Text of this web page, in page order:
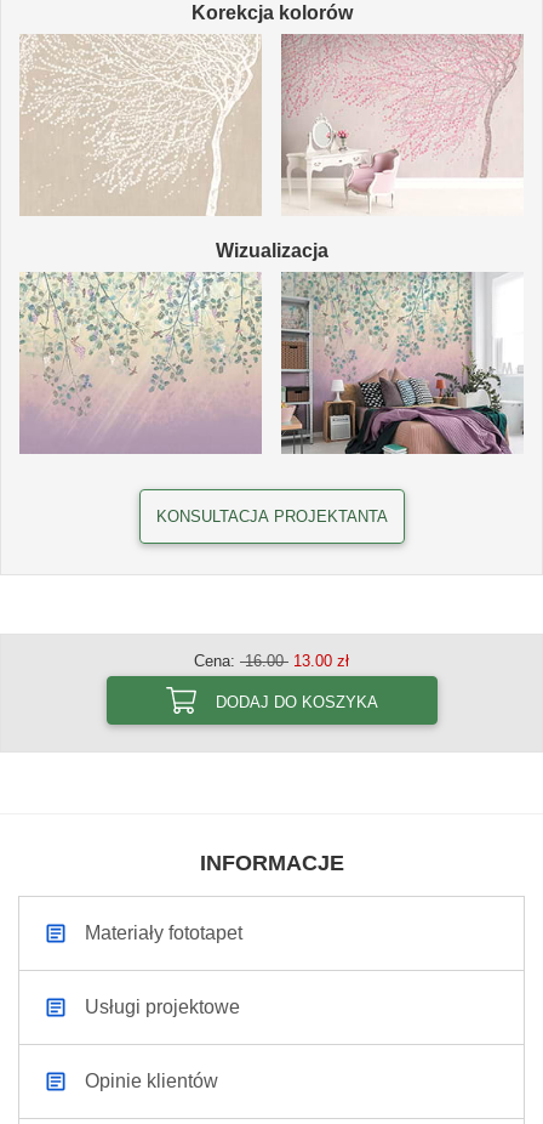
Korekcja kolorów
Wizualizacja
KONSULTACJA PROJEKTANTA
Cena: 16.00 13.00 zł
DODAJ DO KOSZYKA
INFORMACJE
Materiały fototapet
Usługi projektowe
Opinie klientów